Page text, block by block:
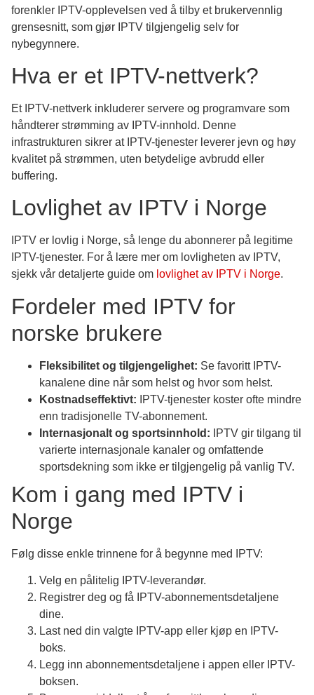
forenkler IPTV-opplevelsen ved å tilby et brukervennlig
grensesnitt, som gjør IPTV tilgjengelig selv for
nybegynnere.
Hva er et IPTV-nettverk?
Et IPTV-nettverk inkluderer servere og programvare som
håndterer strømming av IPTV-innhold. Denne
infrastrukturen sikrer at IPTV-tjenester leverer jevn og høy
kvalitet på strømmen, uten betydelige avbrudd eller
buffering.
Lovlighet av IPTV i Norge
IPTV er lovlig i Norge, så lenge du abonnerer på legitime
IPTV-tjenester. For å lære mer om lovligheten av IPTV,
sjekk vår detaljerte guide om lovlighet av IPTV i Norge.
Fordeler med IPTV for
norske brukere
Fleksibilitet og tilgjengelighet: Se favoritt IPTV-
kanalene dine når som helst og hvor som helst.
Kostnadseffektivt: IPTV-tjenester koster ofte mindre
enn tradisjonelle TV-abonnement.
Internasjonalt og sportsinnhold: IPTV gir tilgang til
varierte internasjonale kanaler og omfattende
sportsdekning som ikke er tilgjengelig på vanlig TV.
Kom i gang med IPTV i
Norge
Følg disse enkle trinnene for å begynne med IPTV:
Velg en pålitelig IPTV-leverandør.
Registrer deg og få IPTV-abonnementsdetaljene
dine.
Last ned din valgte IPTV-app eller kjøp en IPTV-
boks.
Legg inn abonnementsdetaljene i appen eller IPTV-
boksen.